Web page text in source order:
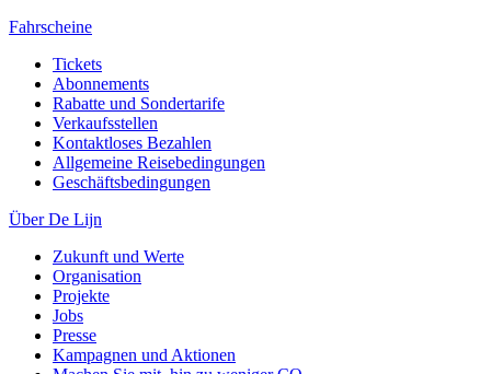
Fahrscheine
Tickets
Abonnements
Rabatte und Sondertarife
Verkaufsstellen
Kontaktloses Bezahlen
Allgemeine Reisebedingungen
Geschäftsbedingungen
Über De Lijn
Zukunft und Werte
Organisation
Projekte
Jobs
Presse
Kampagnen und Aktionen